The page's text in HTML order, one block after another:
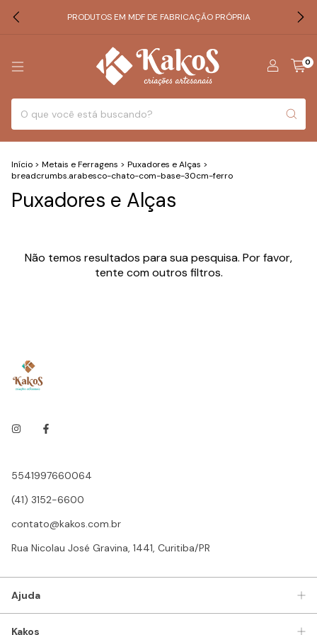
PRODUTOS EM MDF DE FABRICAÇÃO PRÓPRIA
0
Início > Metais e Ferragens > Puxadores e Alças >
breadcrumbs.arabesco-chato-com-base-30cm-ferro
Puxadores e Alças
Não temos resultados para sua pesquisa. Por favor,
tente com outros filtros.
5541997660064
(41) 3152-6600
contato@kakos.com.br
Rua Nicolau José Gravina, 1441, Curitiba/PR
Ajuda
Kakos